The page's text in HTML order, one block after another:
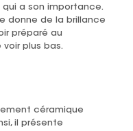
a son importance.
donne de la brillance
préparé au
plus bas.
céramique
il présente